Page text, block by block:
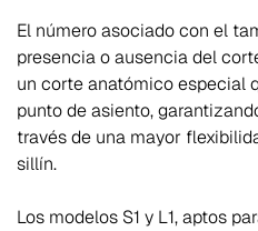
El número asociado con el
presencia o ausencia del
un corte anatómico especial
punto de asiento,
través de una mayor
sillín.
Los modelos S1 y L1, aptos